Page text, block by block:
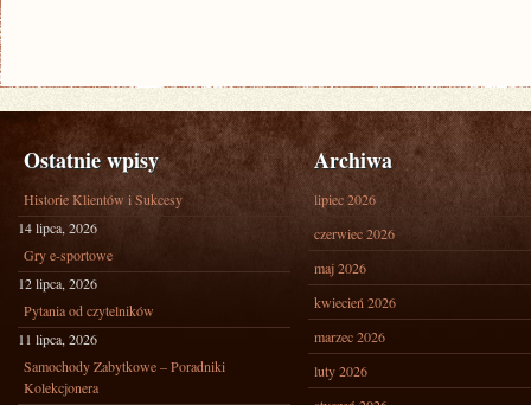
Ostatnie wpisy
Historie Klientów i Sukcesy
14 lipca, 2026
Gry e-sportowe
12 lipca, 2026
Pytania od czytelników
11 lipca, 2026
Samochody Zabytkowe – Poradniki
Kolekcjonera
Archiwa
lipiec 2026
czerwiec 2026
maj 2026
kwiecień 2026
marzec 2026
luty 2026